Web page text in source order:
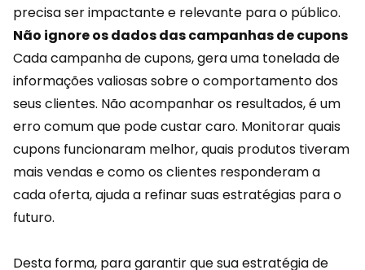
precisa ser impactante e relevante para o público.
Não ignore os dados das campanhas de cupons
Cada campanha de cupons, gera uma tonelada de
informações valiosas sobre ocomportamentodos
seus clientes. Não acompanhar os resultados, é um
erro comum que pode custar caro. Monitorar quais
cupons funcionaram melhor, quais produtos tiveram
mais vendas e como os clientes responderam a
cada oferta, ajuda a refinar suas estratégias para o
futuro.
Desta forma, para garantir que sua estratégia de